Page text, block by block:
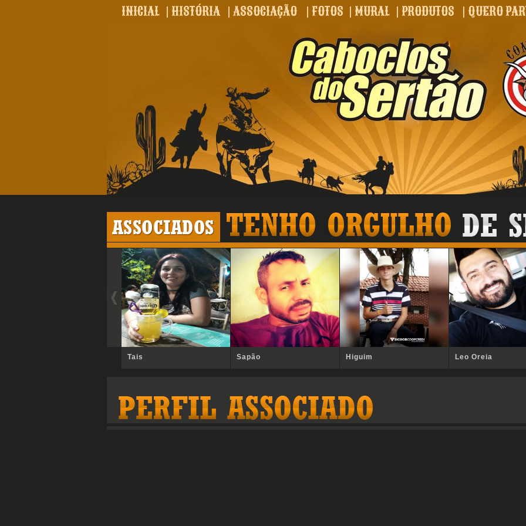
INICIAL | HISTÓRIA | ASSOCIAÇÃO | FOTOS | MURAL | PRODUTOS | QUERO
Tais Sapão Higuim Leo Oreia